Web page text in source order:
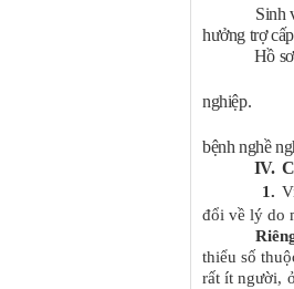
Sinh
hưởng trợ
Hồ sơ
nghiệp.
bệnh nghề
IV.
1.
đổi về lý do
thiểu số
rất ít người,